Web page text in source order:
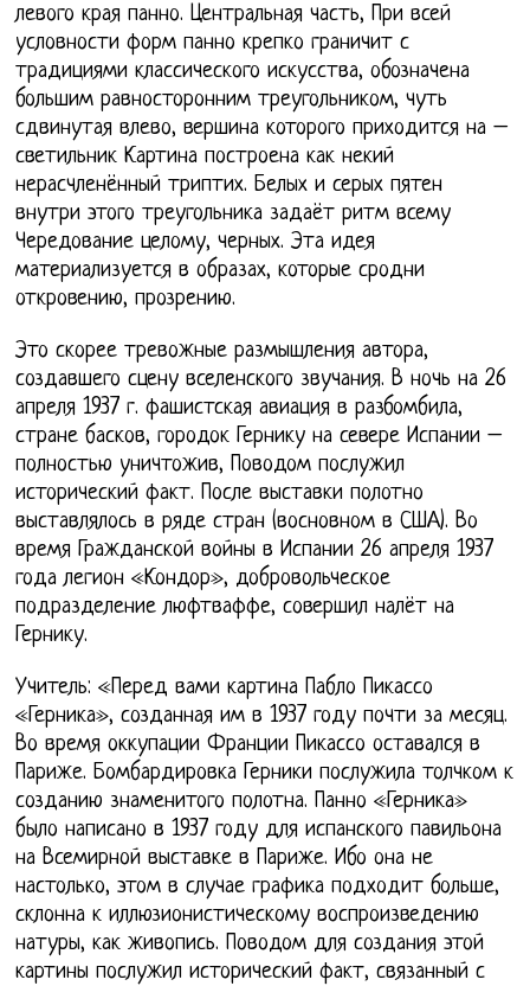
левого края панно. Центральная часть, При всей
условности форм панно крепко граничит с
традициями классического искусства, обозначена
большим равносторонним треугольником, чуть
сдвинутая влево, вершина которого приходится на –
светильник Картина построена как некий
нерасчленённый триптих. Белых и серых пятен
внутри этого треугольника задаёт ритм всему
Чередование целому, черных. Эта идея
материализуется в образах, которые сродни
откровению, прозрению.
Это скорее тревожные размышления автора,
создавшего сцену вселенского звучания. В ночь на 26
апреля 1937 г. фашистская авиация в разбомбила,
стране басков, городок Гернику на севере Испании –
полностью уничтожив, Поводом послужил
исторический факт. После выставки полотно
выставлялось в ряде стран (восновном в США). Во
время Гражданской войны в Испании 26 апреля 1937
года легион «Кондор», добровольческое
подразделение люфтваффе, совершил налёт на
Гернику.
Учитель: «Перед вами картина Пабло Пикассо
«Герника», созданная им в 1937 году почти за месяц.
Во время оккупации Франции Пикассо оставался в
Париже. Бомбардировка Герники послужила толчком к
созданию знаменитого полотна. Панно «Герника»
было написано в 1937 году для испанского павильона
на Всемирной выставке в Париже. Ибо она не
настолько, этом в случае графика подходит больше,
склонна к иллюзионистическому воспроизведению
натуры, как живопись. Поводом для создания этой
картины послужил исторический факт, связанный с